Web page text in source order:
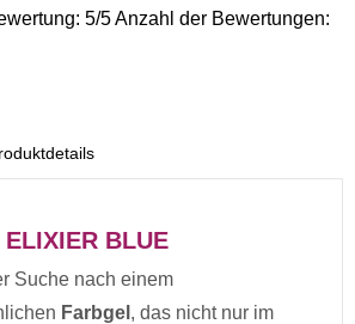
5/5 Anzahl der Bewertungen:
BLUE
Suche nach einem
Farbgel , das nicht nur im